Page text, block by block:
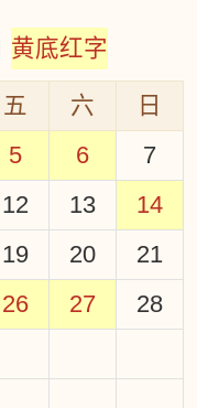
黄底红字
五 六
日
5 6
7
12 13
14
19 20
21
26 27
28